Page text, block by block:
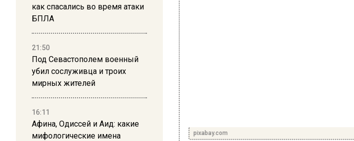
как спасались во время атаки
БПЛА
21:50
Под Севастополем военный
убил сослуживца и троих
мирных жителей
16:11
Афина, Одиссей и Аид: какие
мифологические имена
pixabay.com